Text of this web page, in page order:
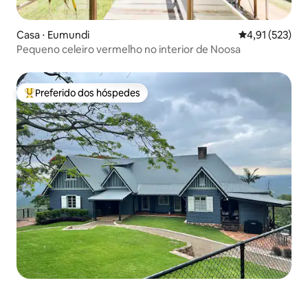
Casa ⋅ Eumundi 4,91 de uma
4,91 (523)
Pequeno celeiro vermelho no interior de Noosa
Entre os melhores preferidos dos hóspedes
Preferido dos hóspedes